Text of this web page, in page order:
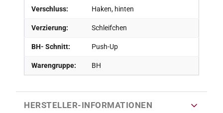
Verschluss: Haken, hinten
Verzierung: Schleifchen
BH- Schnitt: Push-Up
Warengruppe: BH
HERSTELLER-INFORMATIONEN